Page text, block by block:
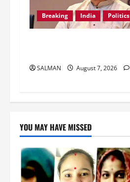
Breaking India Politics
SALMAN August 7, 2026
YOU MAY HAVE MISSED